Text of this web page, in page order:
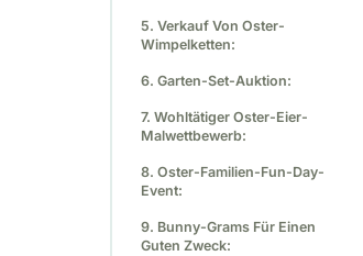
5. Verkauf Von Oster-
Wimpelketten:
6. Garten-Set-Auktion:
7. Wohltätiger Oster-Eier-
Malwettbewerb:
8. Oster-Familien-Fun-Day-
Event:
9. Bunny-Grams Für Einen
Guten Zweck: